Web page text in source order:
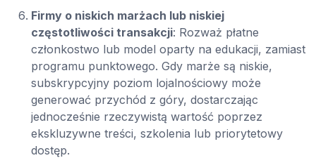
Firmy o niskich marżach lub niskiej
częstotliwości transakcji: Rozważ płatne
członkostwo lub model oparty na edukacji, zamiast
programu punktowego. Gdy marże są niskie,
subskrypcyjny poziom lojalnościowy może
generować przychód z góry, dostarczając
jednocześnie rzeczywistą wartość poprzez
ekskluzywne treści, szkolenia lub priorytetowy
dostęp.